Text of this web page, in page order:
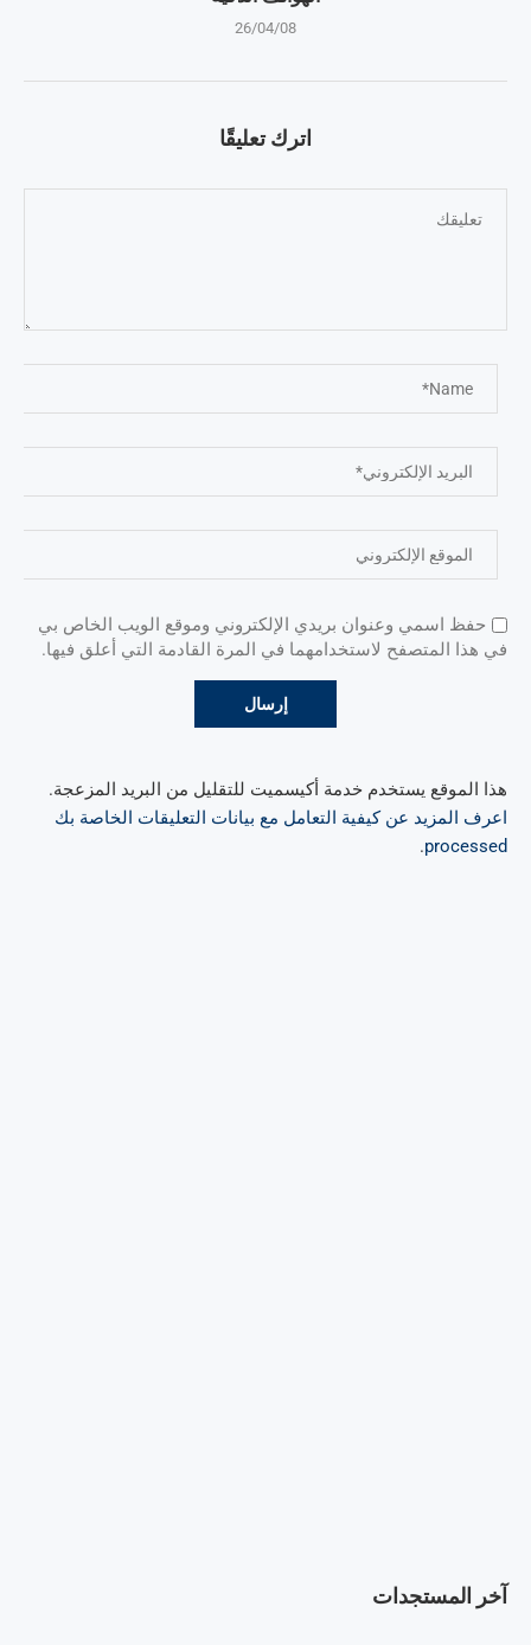
26/04/08
اترك تعليقًا
حفظ اسمي وعنوان بريدي الإلكتروني وموقع الويب الخاص بي
في هذا المتصفح لاستخدامهما في المرة القادمة التي أعلق فيها.
هذا الموقع يستخدم خدمة أكيسميت للتقليل من البريد المزعجة.
اعرف المزيد عن كيفية التعامل مع بيانات التعليقات الخاصة بك
processed
.
آخر المستجدات